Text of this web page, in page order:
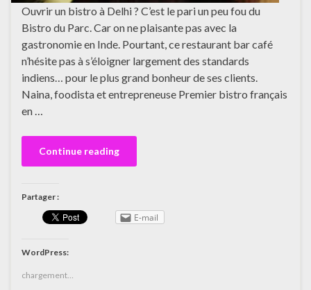
Ouvrir un bistro à Delhi ? C’est le pari un peu fou du
Bistro du Parc. Car on ne plaisante pas avec la
gastronomie en Inde. Pourtant, ce restaurant bar café
n’hésite pas à s’éloigner largement des standards
indiens… pour le plus grand bonheur de ses clients.
Naina, foodista et entrepreneuse Premier bistro français
en …
Continue reading
Partager :
E-mail
WordPress:
chargement…